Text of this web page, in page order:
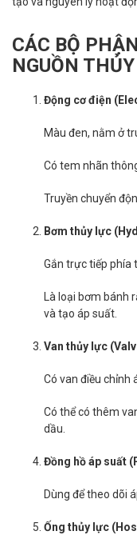
CÁC BỘ
NGUỒN
Động cơ điện
Màu đen, nằm ở
Có tem nhãn
Truyền chuyển
Bơm thủy lực
Gắn trực tiếp phía
Là loại bơm bánh
và tạo áp suất.
Van thủy lực
Có van điều chỉnh
Có thể có thêm
dầu.
Đồng hồ áp suất
Dùng để theo dõi
Ống thủy lực